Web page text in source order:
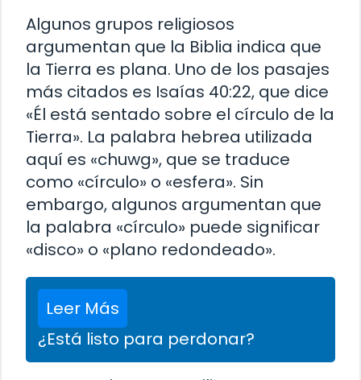
Algunos grupos religiosos
argumentan que la Biblia indica que
la Tierra es plana. Uno de los pasajes
más citados es Isaías 40:22, que dice
«Él está sentado sobre el círculo de la
Tierra». La palabra hebrea utilizada
aquí es «chuwg», que se traduce
como «círculo» o «esfera». Sin
embargo, algunos argumentan que
la palabra «círculo» puede significar
«disco» o «plano redondeado».
Leer Más
¿Está listo para perdonar?